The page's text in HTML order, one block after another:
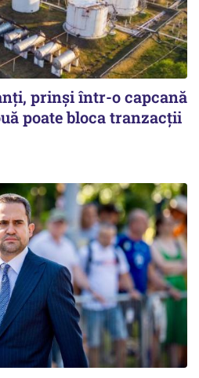
prinși într-o capcană
poate bloca tranzacții